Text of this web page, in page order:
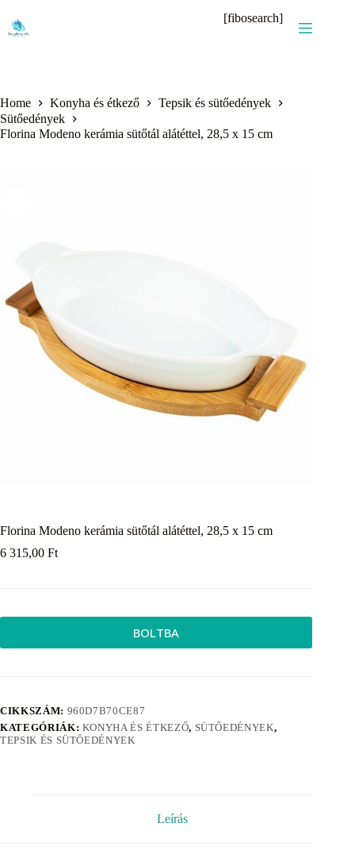
content
[fibosearch]
Home Konyha és étkező
Tepsik és sütőedények
Sütőedények
Florina Modeno kerámia sütőtál alátéttel, 28,5 x 15 cm
Florina Modeno kerámia sütőtál alátéttel, 28,5 x 15 cm
6 315,00 Ft
BOLTBA
CIKKSZÁM: 960D7B70CE87
KATEGÓRIÁK: KONYHA ÉS ÉTKEZŐ, SÜTŐEDÉNYEK,
TEPSIK ÉS SÜTŐEDÉNYEK
Leírás